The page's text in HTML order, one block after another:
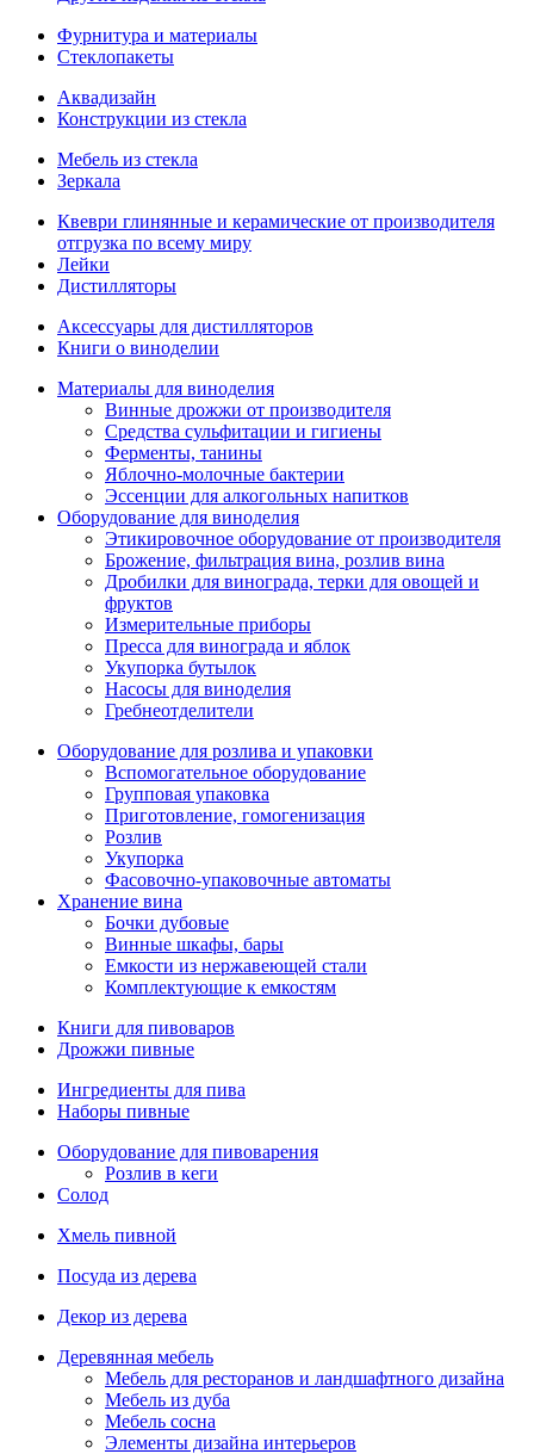
Фурнитура и материалы
Стеклопакеты
Аквадизайн
Конструкции из стекла
Мебель из стекла
Зеркала
Квеври глинянные и керамические от производителя
отгрузка по всему миру
Лейки
Дистилляторы
Аксессуары для дистилляторов
Книги о виноделии
Материалы для виноделия
Винные дрожжи от производителя
Средства сульфитации и гигиены
Ферменты, танины
Яблочно-молочные бактерии
Эссенции для алкогольных напитков
Оборудование для виноделия
Этикировочное оборудование от производителя
Брожение, фильтрация вина, розлив вина
Дробилки для винограда, терки для овощей и
фруктов
Измерительные приборы
Пресса для винограда и яблок
Укупорка бутылок
Насосы для виноделия
Гребнеотделители
Оборудование для розлива и упаковки
Вспомогательное оборудование
Групповая упаковка
Приготовление, гомогенизация
Розлив
Укупорка
Фасовочно-упаковочные автоматы
Хранение вина
Бочки дубовые
Винные шкафы, бары
Емкости из нержавеющей стали
Комплектующие к емкостям
Книги для пивоваров
Дрожжи пивные
Ингредиенты для пива
Наборы пивные
Оборудование для пивоварения
Розлив в кеги
Солод
Хмель пивной
Посуда из дерева
Декор из дерева
Деревянная мебель
Мебель для ресторанов и ландшафтного дизайна
Мебель из дуба
Мебель сосна
Элементы дизайна интерьеров